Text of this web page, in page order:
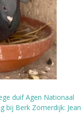
duif Agen Nationaal
bij Berk Zomerdijk: Jean